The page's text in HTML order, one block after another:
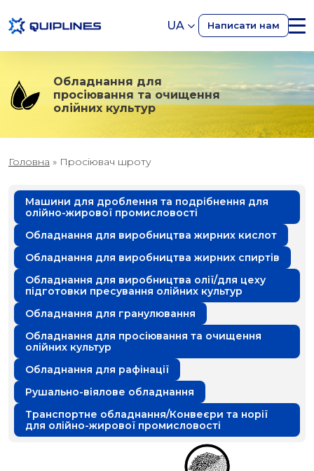
UA Написати нам
Обладнання для
просіювання та очищення
олійних культур
Головна » Просіювач шроту
Машини для дроблення та подрібнення для
олійно-жирової промисловості
Обладнання для виробництва жирних кислот
Обладнання для виробництва жирних спиртів
Обладнання для виробництва олії/для цеху
підготовки пресування олійних культур
Обладнання для гранулювання
Обладнання для просіювання та очищення
олійних культур
Обладнання для рафінації
Рушально-віялове обладнання
Транспортне обладнання/Конвеєри та норії
для олійно-жирової промисловості